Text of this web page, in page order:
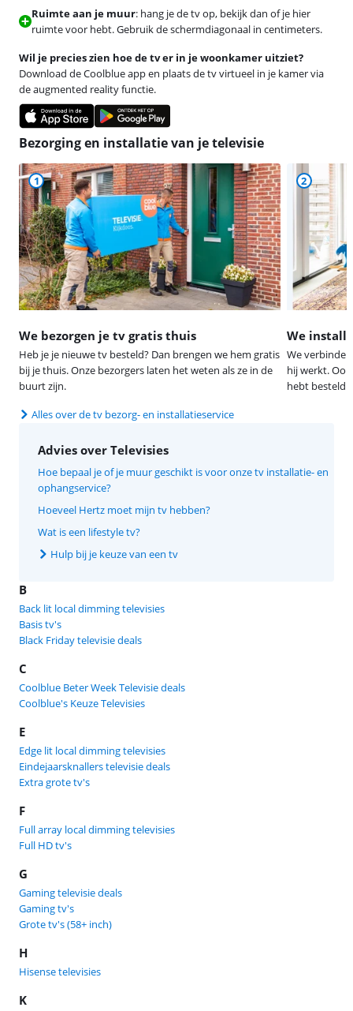
Ruimte aan je muur: hang je de tv op, bekijk dan of je hier
ruimte voor hebt. Gebruik de schermdiagonaal in centimeters.
Wil je precies zien hoe de tv er in je woonkamer uitziet?
Download de Coolblue app en plaats de tv virtueel in je kamer via
de augmented reality functie.
Bezorging en installatie van je televisie
1
We bezorgen je tv gratis thuis
Heb je je nieuwe tv besteld? Dan brengen we hem gratis
bij je thuis. Onze bezorgers laten het weten als ze in de
buurt zijn.
2
We
We
hij werkt.
hebt besteld.
Alles over de tv bezorg- en installatieservice
Advies over Televisies
Hoe bepaal je of je muur geschikt is voor onze tv installatie- en
ophangservice?
Hoeveel Hertz moet mijn tv hebben?
Wat is een lifestyle tv?
Hulp bij je keuze van een tv
B
Back lit local dimming televisies
Basis tv's
Black Friday televisie deals
C
Coolblue Beter Week Televisie deals
Coolblue's Keuze Televisies
E
Edge lit local dimming televisies
Eindejaarsknallers televisie deals
Extra grote tv's
F
Full array local dimming televisies
Full HD tv's
G
Gaming televisie deals
Gaming tv's
Grote tv's (58+ inch)
H
Hisense televisies
K